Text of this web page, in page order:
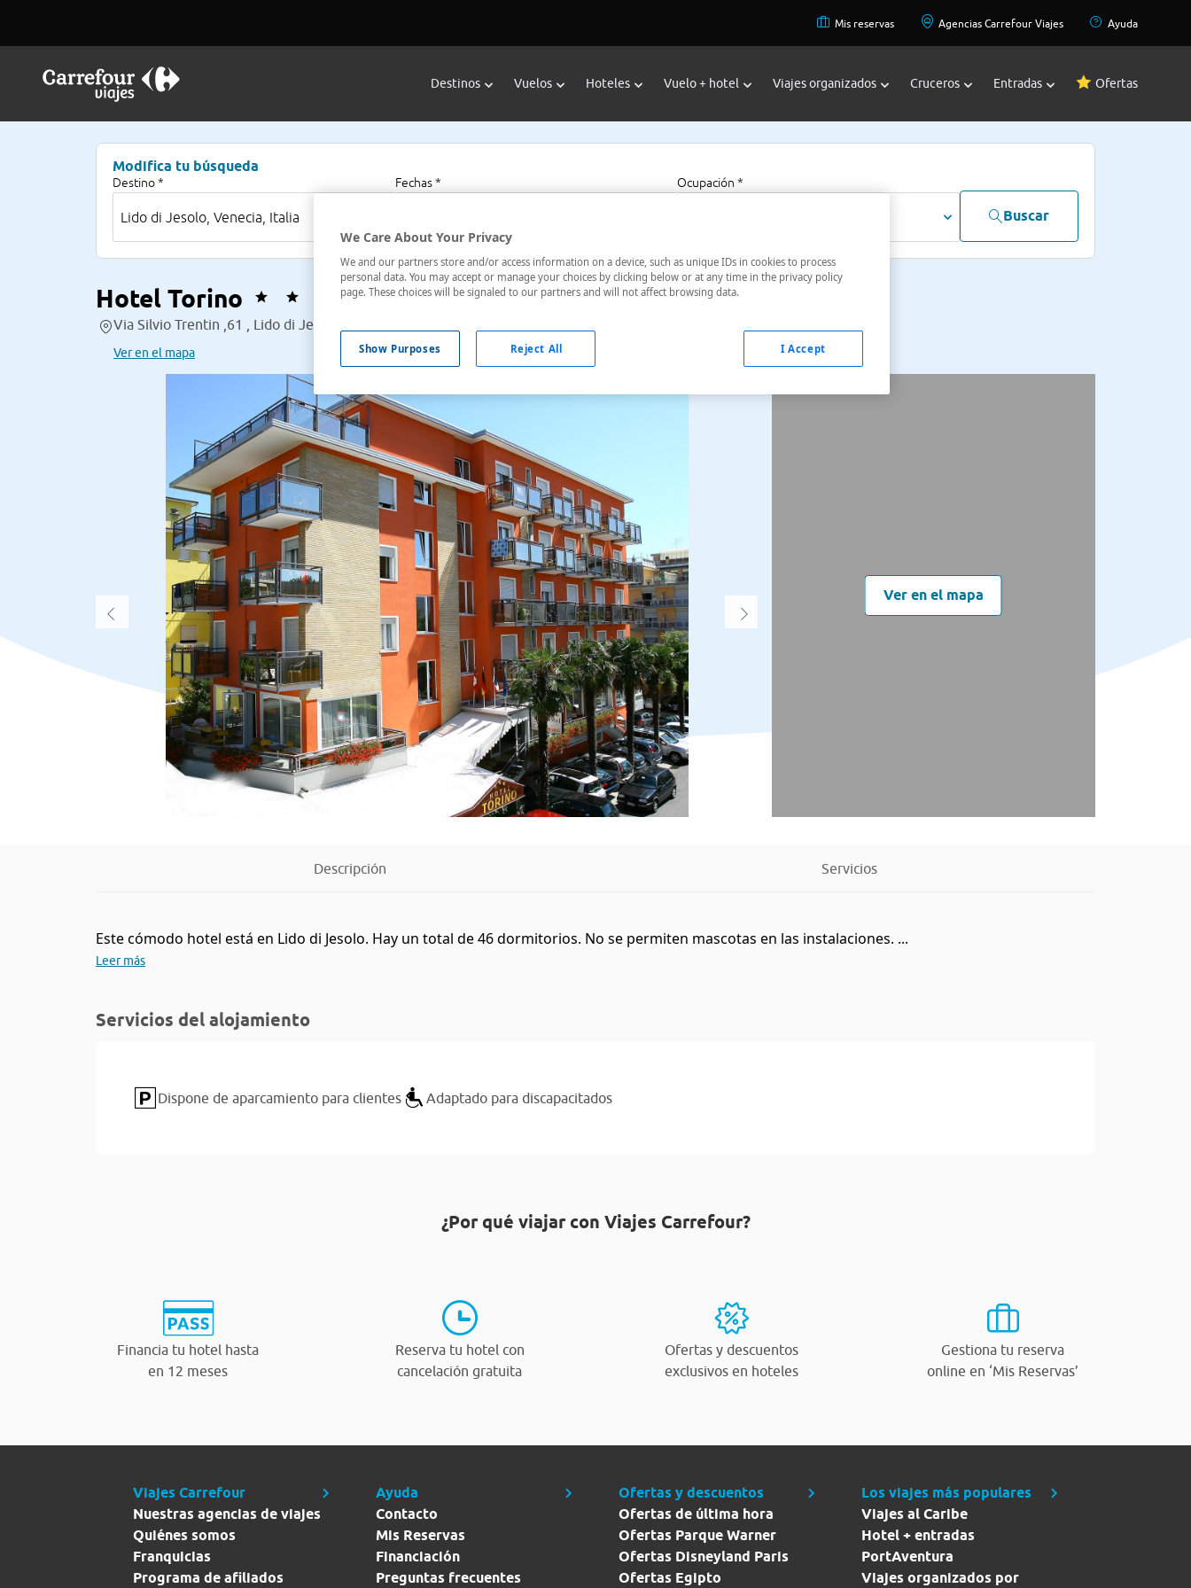
Mis reservas Agencias Carrefour Viajes Ayuda
Destinos Vuelos Hoteles Vuelo + hotel Viajes organizados Cruceros Entradas Ofertas
Modifica tu búsqueda
Destino * Fechas * Ocupación *
Buscar
Hotel Torino
Via Silvio Trentin ,61 , Lido di Jesolo, Venecia, Italia
Ver en el mapa
Ver en el mapa
Descripción Servicios
Este cómodo hotel está en Lido di Jesolo. Hay un total de 46 dormitorios. No se permiten mascotas en las instalaciones. ...
Leer más
Servicios del alojamiento
Dispone de aparcamiento para clientes Adaptado para discapacitados
¿Por qué viajar con Viajes Carrefour?
Financia tu hotel hasta
en 12 meses
Reserva tu hotel con
cancelación gratuita
Ofertas y descuentos
exclusivos en hoteles
Gestiona tu reserva
online en ‘Mis Reservas’
Viajes Carrefour
Nuestras agencias de viajes
Quiénes somos
Franquicias
Programa de afiliados
Ayuda
Contacto
Mis Reservas
Financiación
Preguntas frecuentes
Ofertas y descuentos
Ofertas de última hora
Ofertas Parque Warner
Ofertas Disneyland Paris
Ofertas Egipto
Los viajes más populares
Viajes al Caribe
Hotel + entradas
PortAventura
Viajes organizados por
We Care About Your Privacy
We and our partners store and/or access information on a device, such as unique IDs in cookies to process
personal data. You may accept or manage your choices by clicking below or at any time in the privacy policy
page. These choices will be signaled to our partners and will not affect browsing data.
Show Purposes Reject All I Accept